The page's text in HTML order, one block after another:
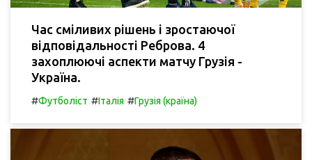
Час сміливих рішень і зростаючої
відповідальності Реброва. 4
захоплюючі аспекти матчу Грузія -
Україна.
#Футболіст #Італія #Грузія (країна)